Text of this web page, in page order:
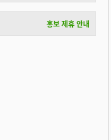
홍보 제휴 안내